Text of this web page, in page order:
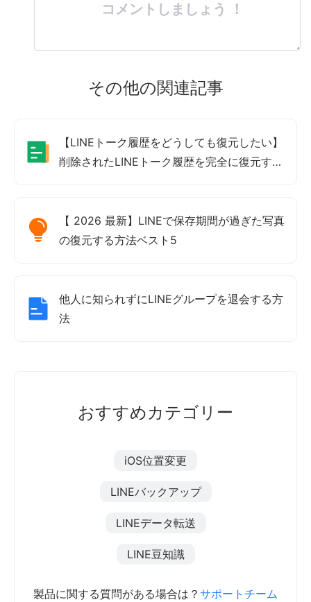
コメントしましょう ！
その他の関連記事
【LINEトーク履歴をどうしても復元したい】
削除されたLINEトーク履歴を完全に復元する
【 2026 最新】LINEで保存期間が過ぎた写真
の復元する方法ベスト5
他人に知られずにLINEグループを退会する方
法
おすすめカテゴリー
iOS位置変更
LINEバックアップ
LINEデータ転送
LINE豆知識
製品に関する質問がある場合は？ サポートチーム